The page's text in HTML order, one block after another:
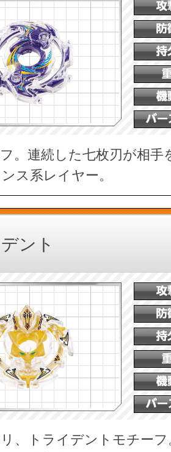
。連続した七枚刃が相手
ス系レイヤー。
ント
、トライデントモチー